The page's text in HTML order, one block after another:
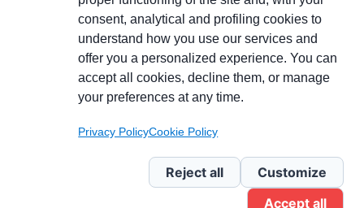
Partecipa alla discussione
Pagina Linkedin
Newsletter Linkedin
consent, analytical and profiling cookies to
understand how you use our services and
offer you a personalized experience. You can
accept all cookies, decline them, or manage
your preferences at any time.
Privacy PolicyCookie Policy
Reject all
Customize
Accept all